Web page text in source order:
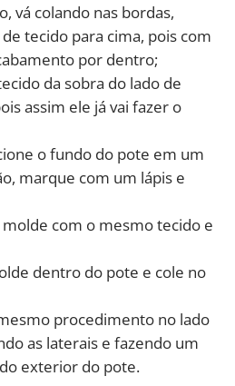
vá colando nas bordas,
tecido para cima, pois com
por dentro;
da sobra do lado de
assim ele já vai fazer o
o fundo do pote em um
marque com um lápis e
com o mesmo tecido e
dentro do pote e cole no
procedimento no lado
as laterais e fazendo um
exterior do pote.